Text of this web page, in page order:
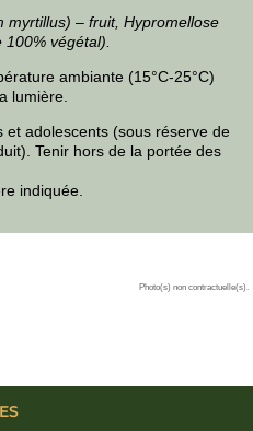
myrtillus) – fruit, Hypromellose
végétal).
ambiante (15°C-25°C)
lumière.
et adolescents (sous réserve de
Tenir hors de la portée des
indiquée.
Photo(s) non contractuelle(s).